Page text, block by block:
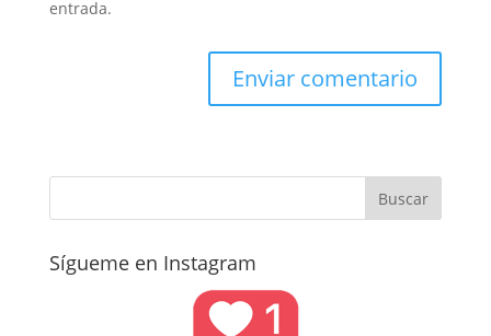
entrada.
Sígueme en Instagram